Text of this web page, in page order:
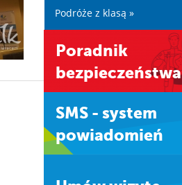
Podróże z klasą »
Poradnik
bezpieczeństwa
SMS - system
powiadomień